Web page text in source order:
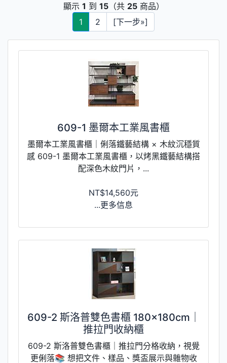
顯示 1 到 15（共 25商品）
1
2 [下一步»]
609-1 墨爾本工業風書櫃
墨爾本工業風書櫃｜俐落鐵藝結構 × 木紋沉穩質
感 609-1 墨爾本工業風書櫃，以烤黑鐵藝結構搭
配深色木紋門片，...
NT$14,560元
...更多信息
609-2 斯洛普雙色書櫃 180×180cm｜
推拉門收納櫃
609-2 斯洛普雙色書櫃｜推拉門分格收納，視覺
更俐落📚 想把文件、樣品、獎盃展示與雜物收